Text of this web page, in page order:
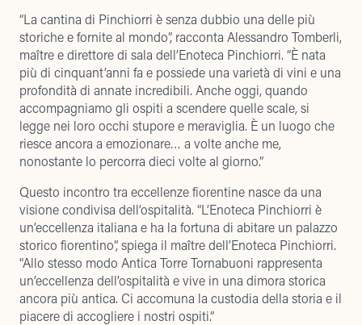
“La cantina di Pinchiorri è senza dubbio una delle più
storiche e fornite al mondo”, racconta Alessandro Tomberli,
maître e direttore di sala dell’Enoteca Pinchiorri. “È nata
più di cinquant’anni fa e possiede una varietà di vini e una
profondità di annate incredibili. Anche oggi, quando
accompagniamo gli ospiti a scendere quelle scale, si
legge nei loro occhi stupore e meraviglia. È un luogo che
riesce ancora a emozionare… a volte anche me,
nonostante lo percorra dieci volte al giorno.”
Questo incontro tra eccellenze fiorentine nasce da una
visione condivisa dell’ospitalità. “L’Enoteca Pinchiorri è
un’eccellenza italiana e ha la fortuna di abitare un palazzo
storico fiorentino”, spiega il maître dell’Enoteca Pinchiorri.
“Allo stesso modo Antica Torre Tornabuoni rappresenta
un’eccellenza dell’ospitalità e vive in una dimora storica
ancora più antica. Ci accomuna la custodia della storia e il
piacere di accogliere i nostri ospiti.”